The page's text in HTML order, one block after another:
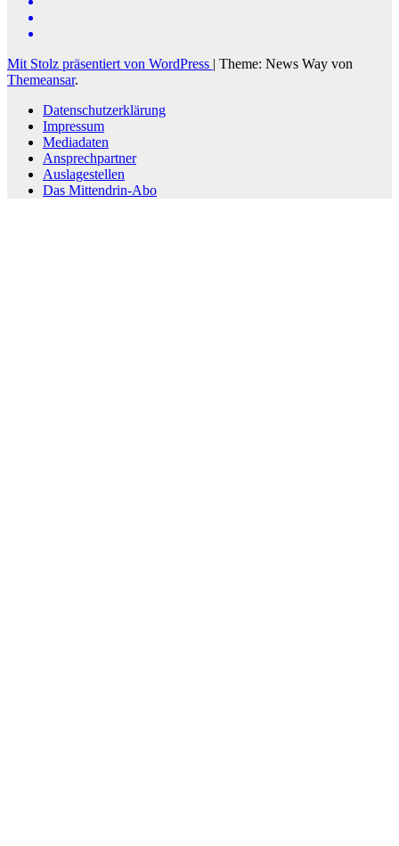
Mit Stolz präsentiert von WordPress | Theme: News Way von
Themeansar.
Datenschutzerklärung
Impressum
Mediadaten
Ansprechpartner
Auslagestellen
Das Mittendrin-Abo